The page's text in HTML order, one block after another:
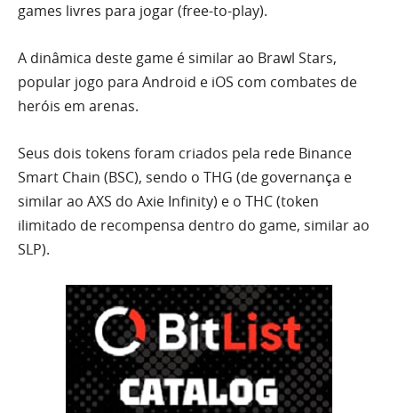
games livres para jogar (free-to-play).
A dinâmica deste game é similar ao Brawl Stars,
popular jogo para Android e iOS com combates de
heróis em arenas.
Seus dois tokens foram criados pela rede Binance
Smart Chain (BSC), sendo o THG (de governança e
similar ao AXS do Axie Infinity) e o THC (token
ilimitado de recompensa dentro do game, similar ao
SLP).